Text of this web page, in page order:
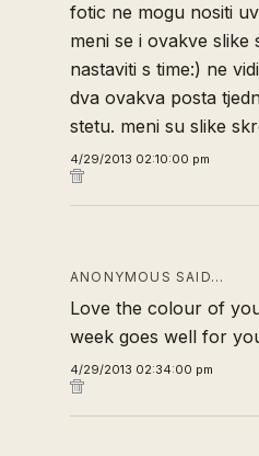
fotic ne mogu nositi
meni se i ovakve slike
nastaviti s time:) ne
dva ovakva posta
stetu. meni su slike
4/29/2013 02:10:00 pm
ANONYMOUS SAID…
Love the colour of
week goes well for
4/29/2013 02:34:00 pm